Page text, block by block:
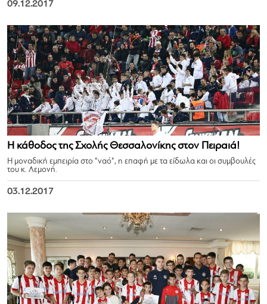
09.12.2017
Η κάθοδος της Σχολής Θεσσαλονίκης στον Πειραιά!
Η μοναδική εμπειρία στο “ναό”, η επαφή με τα είδωλα και οι συμβουλές
του κ. Λεμονή.
03.12.2017